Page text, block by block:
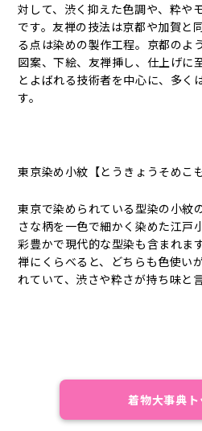
対して、渋く抑えた色調や、粋や
です。友禅の技法は京都や加賀と
る点は染めの製作工程。京都のよ
図案、下絵、友禅挿し、仕上げに
とよばれる技術者を中心に、多く
す。
東京染め小紋【とうきょうそめこも
東京で染められている型染の小紋
さな柄を一色で細かく染めた江戸
彩豊かで現代的な型染も含まれま
禅にくらべると、どちらも色使い
れていて、渋さや粋さが持ち味と言
着物大事典ト